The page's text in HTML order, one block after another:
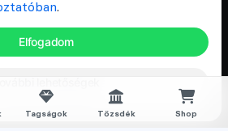
Tagságok Tőzsdék Shop
.
Elfogadom
Oldalak
Árfolyamok
Rólunk